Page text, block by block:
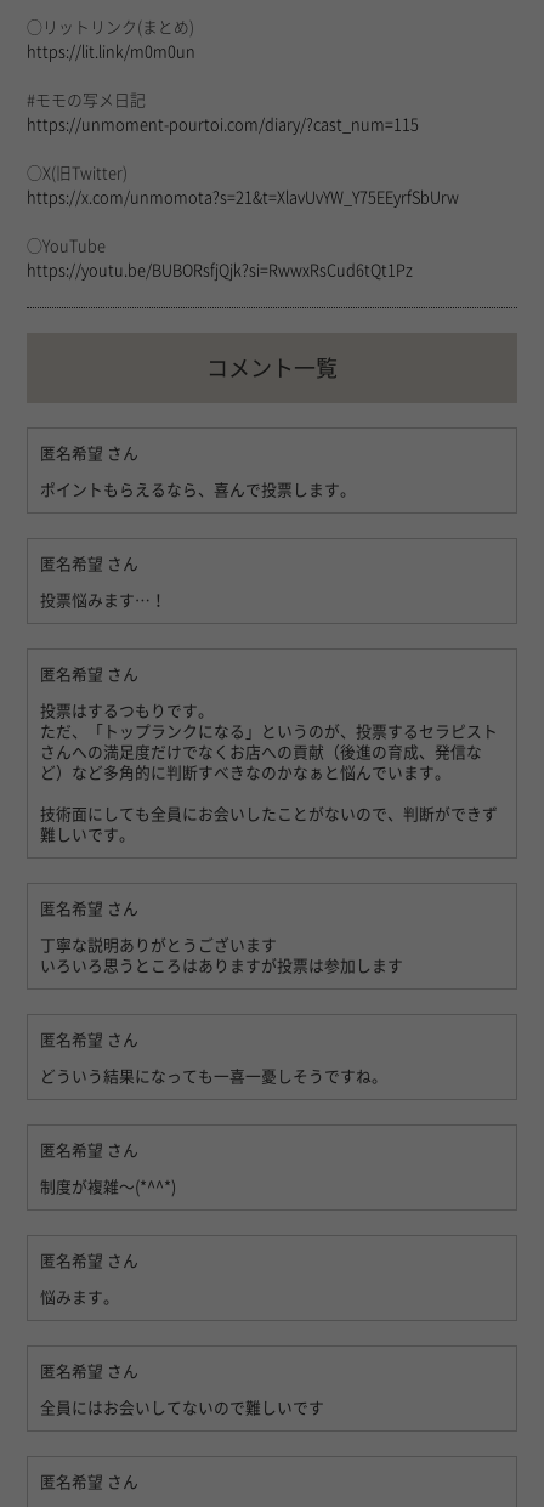
◯リットリンク(まとめ)
https://lit.link/m0m0un
#モモの写メ日記
https://unmoment-pourtoi.com/diary/?cast_num=115
◯X(旧Twitter)
https://x.com/unmomota?s=21&t=XlavUvYW_Y75EEyrfSbUrw
◯YouTube
https://youtu.be/BUBORsfjQjk?si=RwwxRsCud6tQt1Pz
コメント一覧
匿名希望 さん
ポイントもらえるなら、喜んで投票します。
匿名希望 さん
投票悩みます…！
匿名希望 さん
投票はするつもりです。
ただ、「トップランクになる」というのが、投票するセラピスト
さんへの満足度だけでなくお店への貢献（後進の育成、発信な
ど）など多角的に判断すべきなのかなぁと悩んでいます。
技術面にしても全員にお会いしたことがないので、判断ができず
難しいです。
匿名希望 さん
丁寧な説明ありがとうございます
いろいろ思うところはありますが投票は参加します
匿名希望 さん
どういう結果になっても一喜一憂しそうですね。
匿名希望 さん
制度が複雑〜(*^^*)
匿名希望 さん
悩みます。
匿名希望 さん
全員にはお会いしてないので難しいです
匿名希望 さん